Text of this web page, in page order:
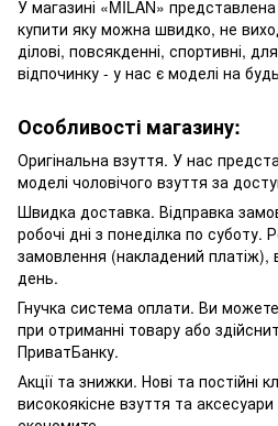
У магазині «MILAN» представлена
купити яку можна швидко, не
ділові, повсякденні, спортивні,
відпочинку - у нас є моделі на
Особливості магазину:
Оригінальна взуття. У нас
моделі чоловічого взуття за
Швидка доставка. Відправка
робочі дні з понеділка по суботу.
замовлення (накладений
день.
Гнучка система оплати. Ви
при отриманні товару або
ПриватБанку.
Акції та знижки. Нові та постійні
високоякісне взуття та